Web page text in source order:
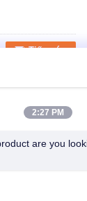
Tiếp xúc
thí nghiệm
sử
2:27 PM
are you